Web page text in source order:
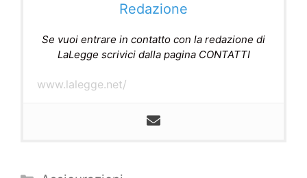
Redazione
Se vuoi entrare in contatto con la redazione di
LaLegge scrivici dalla pagina CONTATTI
www.lalegge.net/